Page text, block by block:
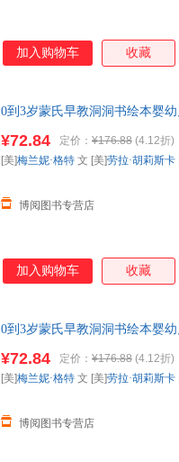
加入购物车 收藏
0到3岁蒙氏早教洞洞书绘本婴
¥72.84 定价： ¥176.88 (4.12折)
博阅图书专营店
[美]梅兰妮·格特 文 [美]劳拉·胡莉斯卡
加入购物车 收藏
0到3岁蒙氏早教洞洞书绘本婴
¥72.84 定价： ¥176.88 (4.12折)
博阅图书专营店
[美]梅兰妮·格特 文 [美]劳拉·胡莉斯卡